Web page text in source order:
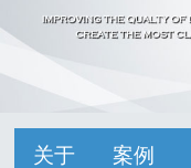
关于 案例